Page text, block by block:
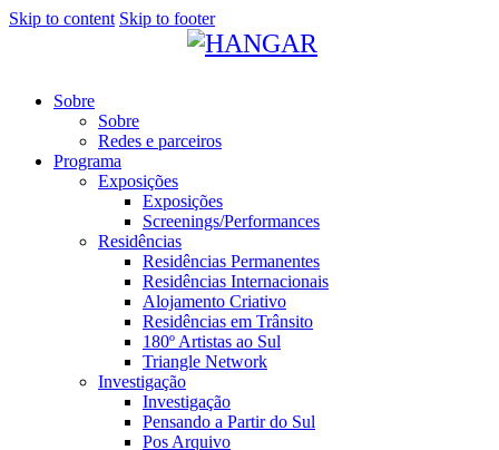
Skip to content Skip to footer
Sobre
Sobre
Redes e parceiros
Programa
Exposições
Exposições
Screenings/Performances
Residências
Residências Permanentes
Residências Internacionais
Alojamento Criativo
Residências em Trânsito
180º Artistas ao Sul
Triangle Network
Investigação
Investigação
Pensando a Partir do Sul
Pos Arquivo